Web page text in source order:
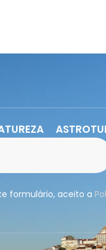
formulário, aceito a